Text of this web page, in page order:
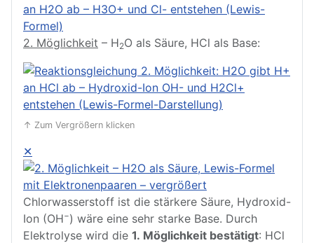
2. Möglichkeit – H2O als Säure, HCl als Base:
↑ Zum Vergrößern klicken
✕
Chlorwasserstoff ist die stärkere Säure, Hydroxid-
Ion (OH−) wäre eine sehr starke Base. Durch
Elektrolyse wird die 1. Möglichkeit bestätigt: HCl